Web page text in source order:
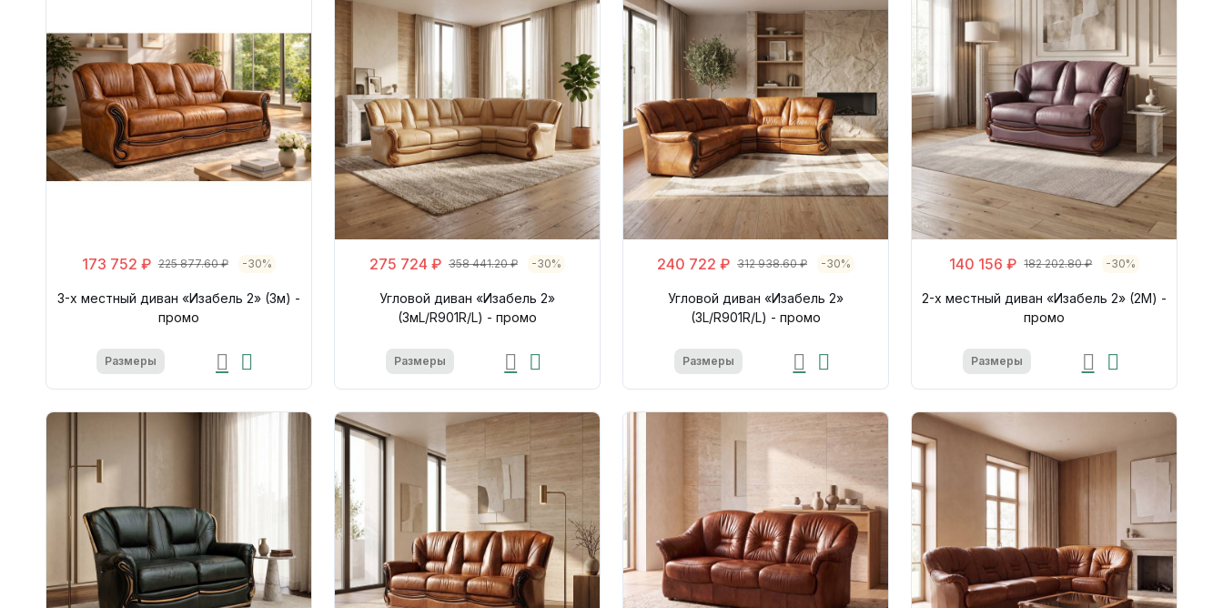
173 752 ₽ 225 877.60 ₽ -30%
3-х местный диван «Изабель 2» (3м) -
промо
Размеры
275 724 ₽ 358 441.20 ₽ -30%
Угловой диван «Изабель 2»
(3мL/R901R/L) - промо
Размеры
240 722 ₽ 312 938.60 ₽ -30%
Угловой диван «Изабель 2»
(3L/R901R/L) - промо
Размеры
140 156 ₽ 182 202.80 ₽ -30%
2-х местный диван «Изабель 2» (2М) -
промо
Размеры